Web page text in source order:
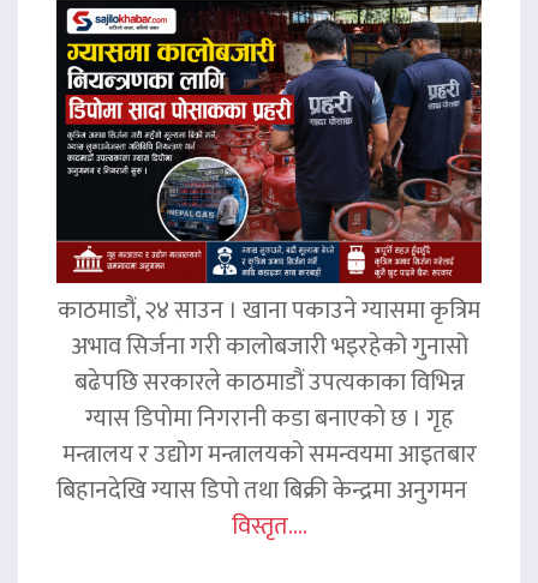
काठमाडौं, २४ साउन । खाना पकाउने ग्यासमा कृत्रिम
अभाव सिर्जना गरी कालोबजारी भइरहेको गुनासो
बढेपछि सरकारले काठमाडौं उपत्यकाका विभिन्न
ग्यास डिपोमा निगरानी कडा बनाएको छ । गृह
मन्त्रालय र उद्योग मन्त्रालयको समन्वयमा आइतबार
बिहानदेखि ग्यास डिपो तथा बिक्री केन्द्रमा अनुगमन
विस्तृत....